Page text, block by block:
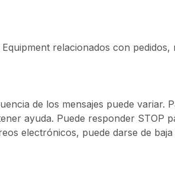
relacionados con pedidos,
de los mensajes puede variar.
ayuda. Puede responder STOP
electrónicos, puede darse de